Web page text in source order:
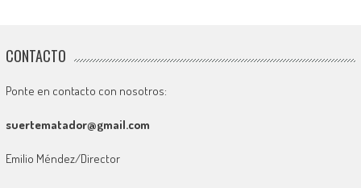
CONTACTO
Ponte en contacto con nosotros:
suertematador@gmail.com
Emilio Méndez/Director